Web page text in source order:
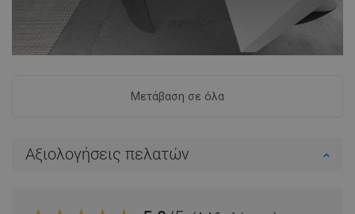
Μετάβαση σε όλα
Αξιολογήσεις πελατών